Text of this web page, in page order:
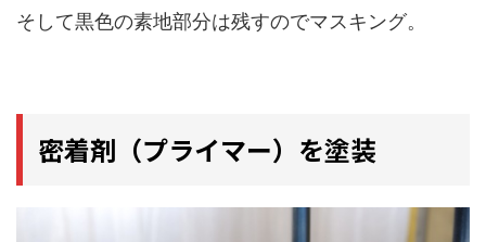
そして黒色の素地部分は残すのでマスキング。
密着剤（プライマー）を塗装